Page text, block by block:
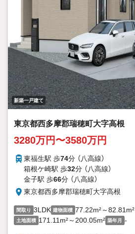
新築一戸建て
東京都西多摩郡瑞穂町大字高根
3280万円〜3580万円
東福生駅 歩74分 （八高線）
箱根ケ崎駅 歩32分 （八高線）
金子駅 歩66分 （八高線）
東京都西多摩郡瑞穂町大字高根
間取り 3LDK 建物面積 77.22m²～82.81m²
土地面積 171.11m²～200.05m² 築年月 -